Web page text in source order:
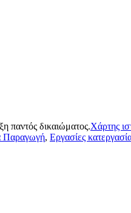
παντός δικαιώματος.Χάρτης
Παραγωγή, Εργασίες